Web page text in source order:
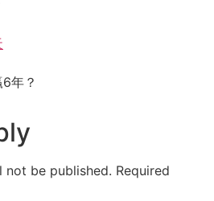
年？
not be published. Required